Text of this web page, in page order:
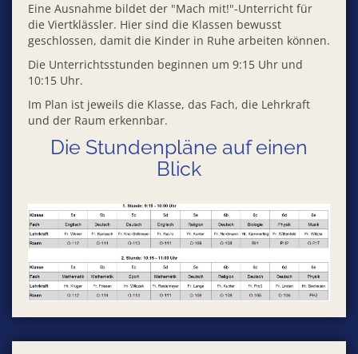
Eine Ausnahme bildet der "Mach mit!"-Unterricht für
die Viertklässler. Hier sind die Klassen bewusst
geschlossen, damit die Kinder in Ruhe arbeiten können.
Die Unterrichtsstunden beginnen um 9:15 Uhr und
10:15 Uhr.
Im Plan ist jeweils die Klasse, das Fach, die Lehrkraft
und der Raum erkennbar.
Die Stundenpläne auf einen
Blick